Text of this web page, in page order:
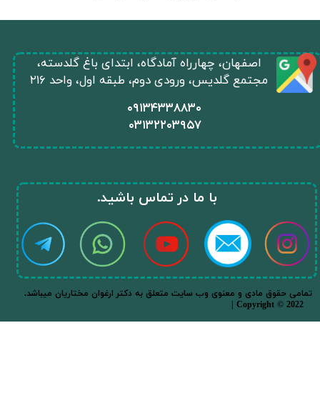
​۰۹۱۳۴۳۳۸۸۳۰
۰۳۱۳۲۲۰۳۹۵۷
​اصفهان، چهارراه آمادگاه، ابتدای باغ گلدسته،
مجتمع گلدیس، ورودی دوم، طبقه اول، واحد ۲۱۶
​با ما در تماس باشید.​​​​​​​
.تمامی حقوق مادی و معنوی وب سایت متعلق به دکتر ارغوان مختاریان میباشد
| Copyright © 2022